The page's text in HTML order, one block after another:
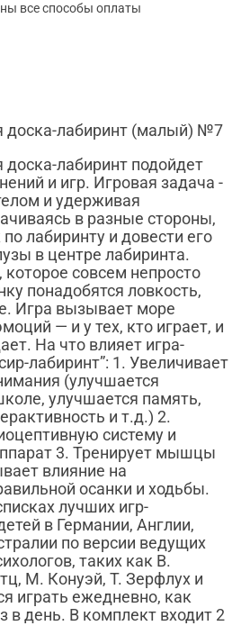
все способы оплаты
доска-лабиринт (малый) №7
доска-лабиринт подойдет
и игр. Игровая задача -
и удерживая
в разные стороны,
лабиринту и довести его
в центре лабиринта.
которое совсем непросто
понадобятся ловкость,
Игра вызывает море
― и у тех, кто играет, и
На что влияет игра-
лабиринт”: 1. Увеличивает
(улучшается
улучшается память,
и т.д.) 2.
систему и
3. Тренирует мышцы
влияние на
осанки и ходьбы.
лучших игр-
в Германии, Англии,
по версии ведущих
таких как В.
М. Конуэй, Т. Зерфлух и
играть ежедневно, как
в день. В комплект входит 2